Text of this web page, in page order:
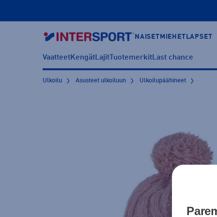
NAISET MIEHET LAPSET
VaatteetKengätLajitTuotemerkitLast chance
Ulkoilu Asusteet ulkoiluun Ulkoilupäähineet